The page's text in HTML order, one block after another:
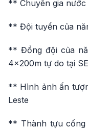
** Chuyên gia nước
** Đội tuyển của
** Đồng đội của
4x200m tự do tại
** Hình ảnh ấn
Leste
** Thành tựu cống